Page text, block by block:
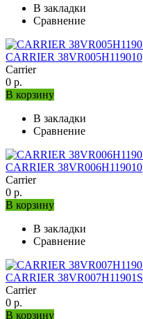
В закладки
Сравнение
CARRIER 38VR005H119010
Carrier
0 р.
В корзину
В закладки
Сравнение
CARRIER 38VR006H119010
Carrier
0 р.
В корзину
В закладки
Сравнение
CARRIER 38VR007H11901S
Carrier
0 р.
В корзину